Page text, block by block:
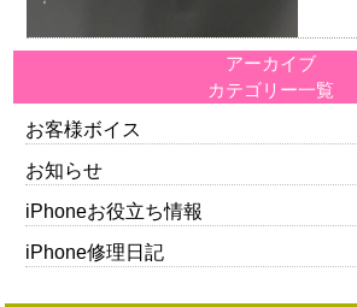
アーカイブ
カテゴリー一覧
お客様ボイス
お知らせ
iPhoneお役立ち情報
iPhone修理日記